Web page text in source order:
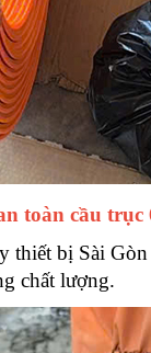
toàn cầu trục
thiết bị Sài
chất lượng.